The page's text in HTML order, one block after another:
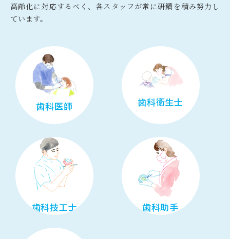
高齢化に対応するべく、各スタッフが常に研鑽を積み努力し
ています。
歯科医師 歯科衛生士
歯科技工士 歯科助手